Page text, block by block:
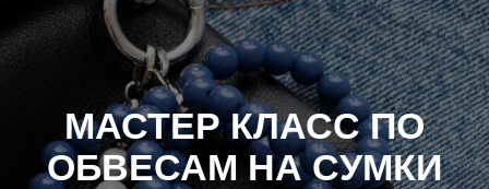
МАСТЕР КЛАСС ПО
ОБВЕСАМ НА СУМКИ